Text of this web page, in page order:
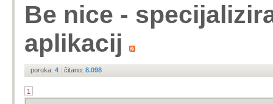
Be nice -
aplikacij
poruka: 4 | čitano: 8.098
1